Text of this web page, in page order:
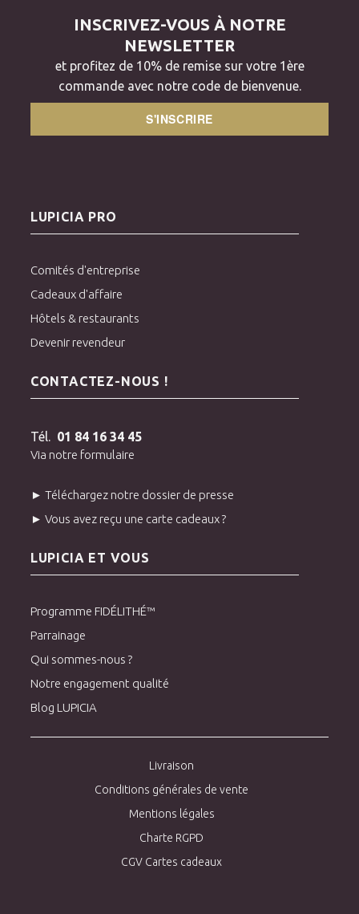
INSCRIVEZ-VOUS À NOTRE
NEWSLETTER
et profitez de 10% de remise sur votre 1ère
commande avec notre code de bienvenue.
S'INSCRIRE
LUPICIA PRO
Comités d'entreprise
Cadeaux d'affaire
Hôtels & restaurants
Devenir revendeur
CONTACTEZ-NOUS !
Tél. 01 84 16 34 45
Via notre formulaire
► Téléchargez notre dossier de presse
► Vous avez reçu une carte cadeaux ?
LUPICIA ET VOUS
Programme FIDÉLITHÉ™
Parrainage
Qui sommes-nous ?
Notre engagement qualité
Blog LUPICIA
Livraison
Conditions générales de vente
Mentions légales
Charte RGPD
CGV Cartes cadeaux